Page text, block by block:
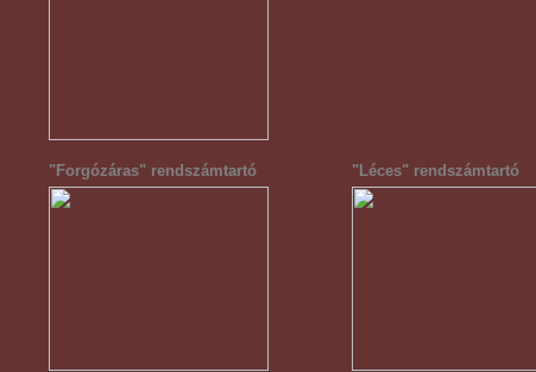
"Forgózáras" rendszámtartó "Léces" rendszámtartó